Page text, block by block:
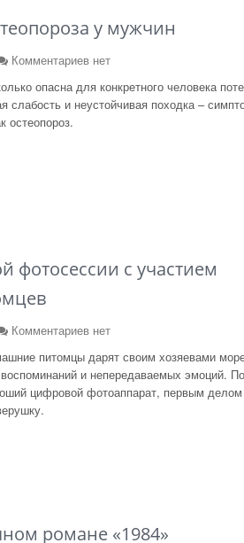
у мужчин
Комментариев нет
опасна для конкретного человека
слабость и неустойчивая походка –
остеопороз.
фотосессии с участием
Комментариев нет
питомцы дарят своим хозяевами
и непередаваемых эмоций.
цифровой фотоаппарат, первым
романе «1984»